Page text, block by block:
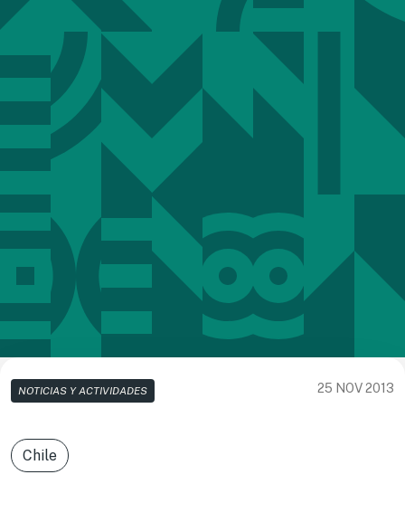
NOTICIAS Y ACTIVIDADES 25 NOV 2013
Chile